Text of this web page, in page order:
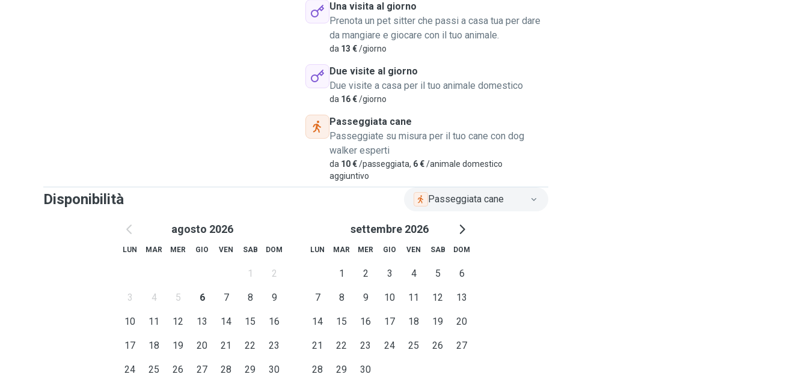
Una visita al giorno
Prenota un pet sitter che passi a casa tua per dare
da mangiare e giocare con il tuo animale.
da 13 €/giorno
Due visite al giorno
Due visite a casa per il tuo animale domestico
da 16 €/giorno
Passeggiata cane
Passeggiate su misura per il tuo cane con dog
walker esperti
da 10 €/passeggiata, 6 €/animale domestico
aggiuntivo
Disponibilità Passeggiata cane
agosto 2026
LUN MAR MER GIO VEN SAB DOM
1 2
3 4 5 6 7 8 9
10 11 12 13 14 15 16
17 18 19 20 21 22 23
24 25 26 27 28 29 30
settembre 2026
LUN MAR MER GIO VEN SAB DOM
1 2 3 4 5 6
7 8 9 10 11 12 13
14 15 16 17 18 19 20
21 22 23 24 25 26 27
28 29 30